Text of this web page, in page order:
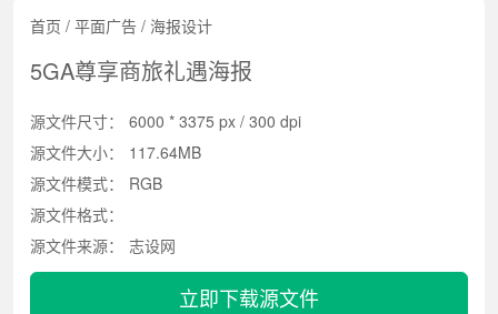
首页 / 平面广告 / 海报设计
5GA尊享商旅礼遇海报
源文件尺寸：
6000 * 3375 px / 300 dpi
源文件大小：
117.64MB
源文件模式：
RGB
源文件格式：
源文件来源：
志设网
立即下载源文件